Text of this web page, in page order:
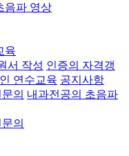
음파 영상
육
서 작성 인증의 자격갱
연수교육 공지사항
의 내과전공의 초음파
의